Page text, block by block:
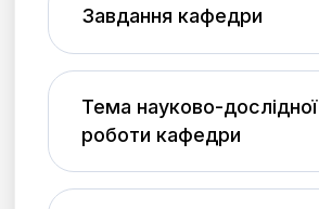
Завдання кафедри
Тема науково-дослідної
роботи кафедри